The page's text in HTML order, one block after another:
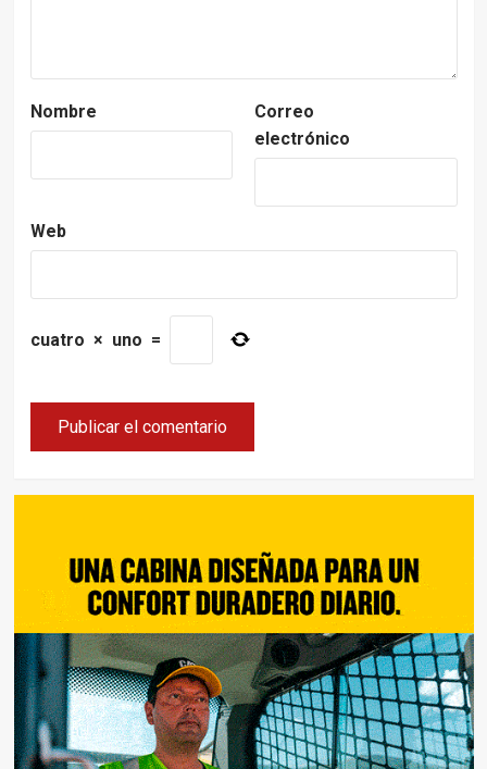
Nombre
Correo
electrónico
Web
cuatro × uno =